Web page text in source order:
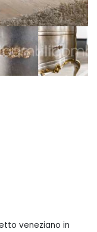
veneziano in